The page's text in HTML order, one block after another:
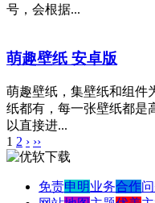
号，会根据...
萌趣壁纸 安卓版
萌趣壁纸，集壁纸和组件
纸都有，每一张壁纸都是
以直接进...
1 2 › ››
免责申明业务合作